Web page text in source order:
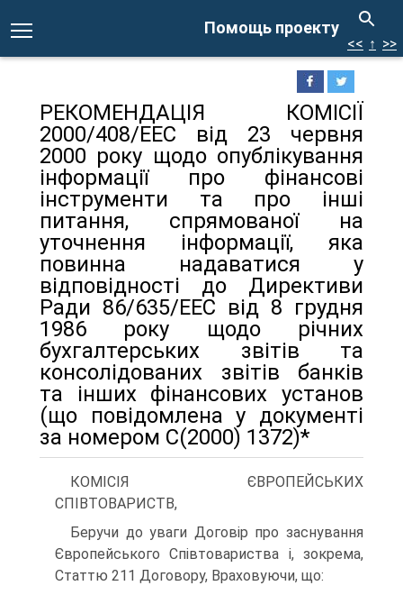
Помощь проекту
<< ↑ >>
РЕКОМЕНДАЦІЯ КОМІСІЇ
2000/408/ЕЕС від 23 червня
2000 року щодо опублікування
інформації про фінансові
інструменти та про інші
питання, спрямованої на
уточнення інформації, яка
повинна надаватися у
відповідності до Директиви
Ради 86/635/ЕЕС від 8 грудня
1986 року щодо річних
бухгалтерських звітів та
консолідованих звітів банків
та інших фінансових установ
(що повідомлена у документі
за номером С(2000) 1372)*
КОМІСІЯ ЄВРОПЕЙСЬКИХ
СПІВТОВАРИСТВ,
Беручи до уваги Договір про заснування
Європейського Співтовариства і, зокрема,
Статтю 211 Договору, Враховуючи, що: